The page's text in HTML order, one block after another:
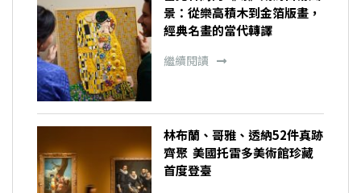
景：從樂高積木到金箔版畫，
經典名畫的當代轉譯
繼續閱讀
林布蘭、哥雅、透納52件真跡
齊聚 美國托雷多美術館珍藏
首度登臺